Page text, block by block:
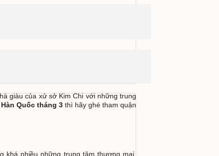
giàu của xử sở Kim Chi với những trung
Quốc tháng 3 thì hãy ghé tham quận
nhiều những trung tâm thương mại,